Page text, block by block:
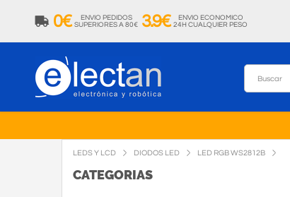
0€
ENVIO PEDIDOS
SUPERIORES A 80€ 3.9€
ENVIO ECONOMICO
24H CUALQUIER PESO
LEDS Y LCD DIODOS LED LED RGB WS2812B
CATEGORIAS